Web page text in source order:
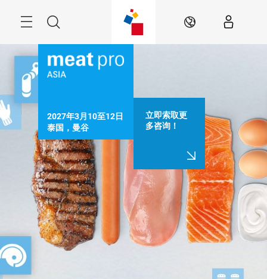
索
ZH
2027年3月10至12日
泰国，曼谷
立即索取更
多咨询！